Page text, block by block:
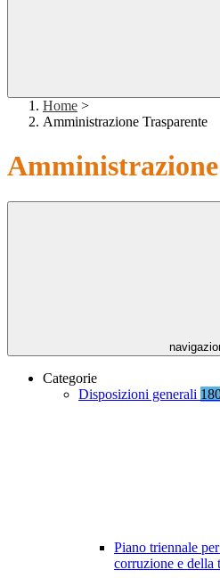
Home >
Amministrazione Trasparente
Categorie
Disposizioni generali
Piano triennale
corruzione e della